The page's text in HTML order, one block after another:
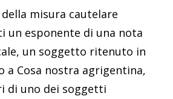
misura cautelare
un esponente di una nota
un soggetto ritenuto in
a Cosa nostra agrigentina,
di uno dei soggetti